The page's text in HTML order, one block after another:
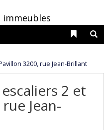
immeubles
Liens
3200, rue Jean-Brillant
2 et
Jean-